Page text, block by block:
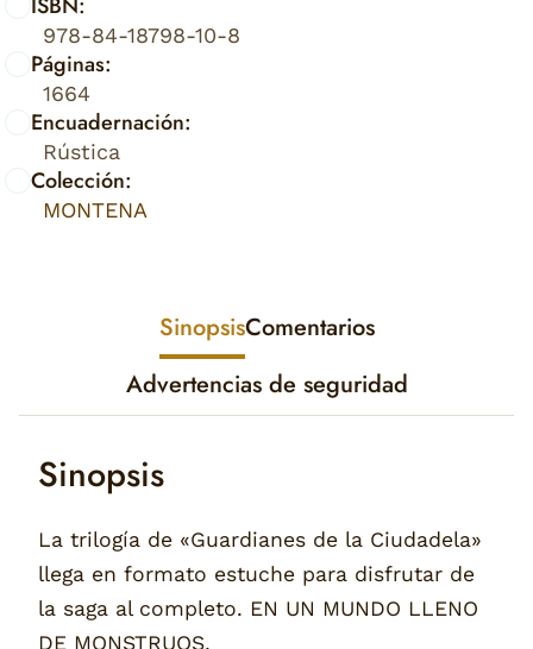
ISBN:
978-84-18798-10-8
Páginas:
1664
Encuadernación:
Rústica
Colección:
MONTENA
SinopsisComentarios
Advertencias de seguridad
Sinopsis
La trilogía de «Guardianes de la Ciudadela»
llega en formato estuche para disfrutar de
la saga al completo. EN UN MUNDO LLENO
DE MONSTRUOS,